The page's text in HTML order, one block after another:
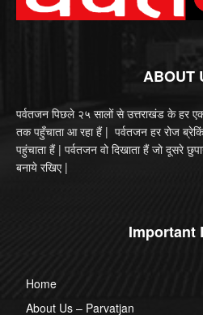
ABOUT
पर्वतजन पिछले २५ सालों से उत्तराखंड के हर
तक पहुँचाता आ रहा हैं | पर्वतजन हर रोज
पहुंचाता हैं | पर्वतजन वो दिखाता हैं जो दूसरे
बनाये रखिए |
Important
Home
About Us – Parvatjan